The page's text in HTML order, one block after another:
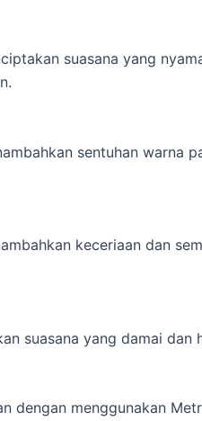
suasana yang
sentuhan warna
keceriaan dan
suasana yang damai dan
dengan menggunakan